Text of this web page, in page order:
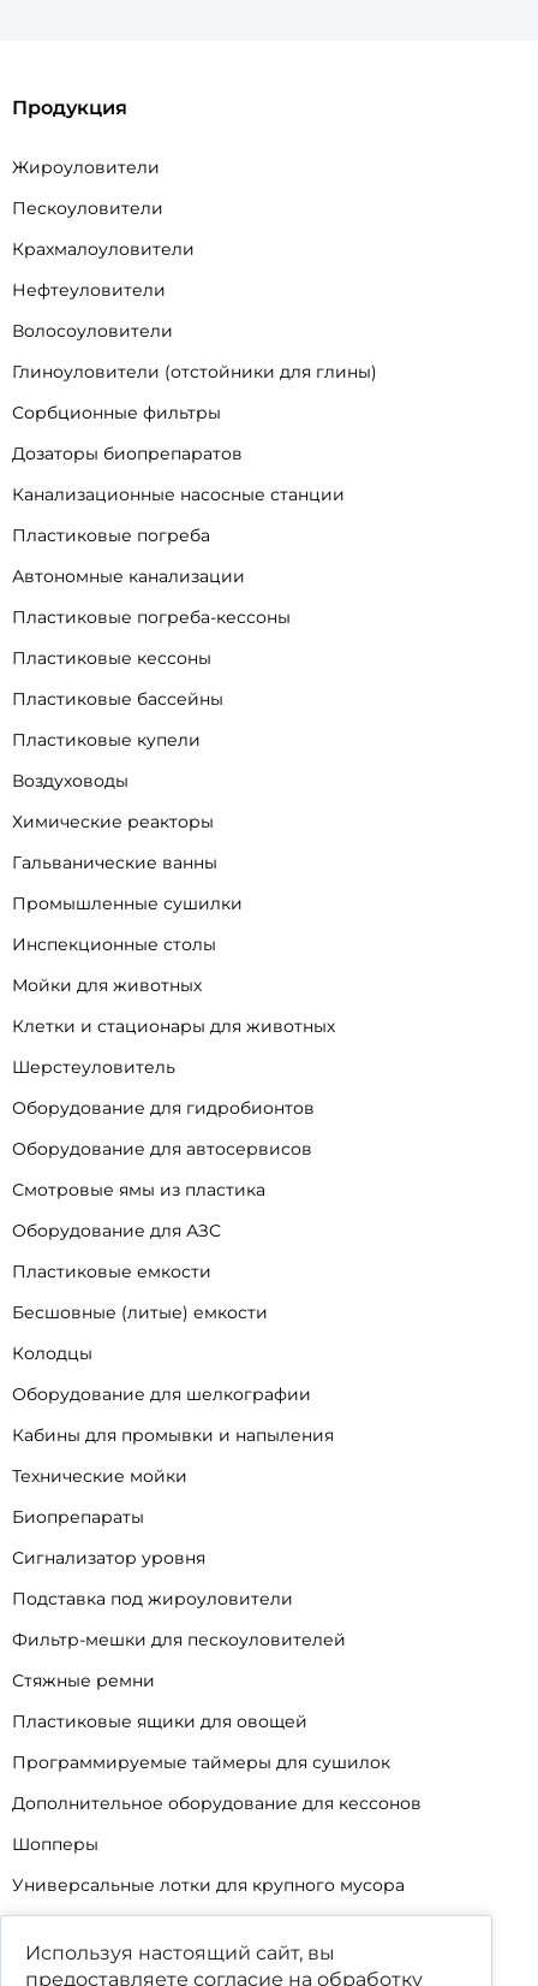
Продукция
Жироуловители
Пескоуловители
Крахмалоуловители
Нефтеуловители
Волосоуловители
Глиноуловители (отстойники для глины)
Сорбционные фильтры
Дозаторы биопрепаратов
Канализационные насосные станции
Пластиковые погреба
Автономные канализации
Пластиковые погреба-кессоны
Пластиковые кессоны
Пластиковые бассейны
Пластиковые купели
Воздуховоды
Химические реакторы
Гальванические ванны
Промышленные сушилки
Инспекционные столы
Мойки для животных
Клетки и стационары для животных
Шерстеуловитель
Оборудование для гидробионтов
Оборудование для автосервисов
Смотровые ямы из пластика
Оборудование для АЗС
Пластиковые емкости
Бесшовные (литые) емкости
Колодцы
Оборудование для шелкографии
Кабины для промывки и напыления
Технические мойки
Биопрепараты
Сигнализатор уровня
Подставка под жироуловители
Фильтр-мешки для пескоуловителей
Стяжные ремни
Пластиковые ящики для овощей
Программируемые таймеры для сушилок
Дополнительное оборудование для кессонов
Шопперы
Универсальные лотки для крупного мусора
Уцененные товары
Используя настоящий сайт, вы
предоставляете согласие на обработку